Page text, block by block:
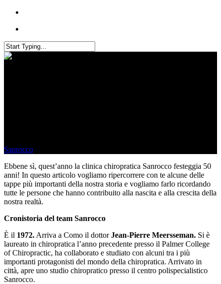
Sanrocco
Ebbene sì, quest’anno la clinica chiropratica Sanrocco festeggia 50
anni! In questo articolo vogliamo ripercorrere con te alcune delle
tappe più importanti della nostra storia e vogliamo farlo ricordando
tutte le persone che hanno contribuito alla nascita e alla crescita della
nostra realtà.
Cronistoria del team Sanrocco
È il 1972. Arriva a Como il dottorJean-Pierre Meersseman. Si è
laureato in chiropratica l’anno precedente presso il Palmer College
of Chiropractic, ha collaborato e studiato con alcuni tra i più
importanti protagonisti del mondo della chiropratica. Arrivato in
città, apre uno studio chiropratico presso il centro polispecialistico
Sanrocco.